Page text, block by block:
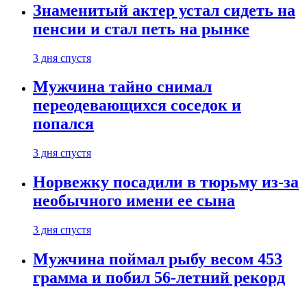
Знаменитый актер устал сидеть на
пенсии и стал петь на рынке
3 дня спустя
Мужчина тайно снимал
переодевающихся соседок и
попался
3 дня спустя
Норвежку посадили в тюрьму из-за
необычного имени ее сына
3 дня спустя
Мужчина поймал рыбу весом 453
грамма и побил 56-летний рекорд